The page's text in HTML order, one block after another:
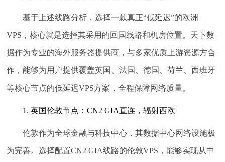
基于上述线路分析，选择一款真正“低延迟”的欧洲
VPS，核心就是选择其采用的回国线路和机房位置。天下数
据作为专业的海外服务器提供商，与多家优质上游资源方合
作，能够为用户提供覆盖英国、法国、德国、荷兰、西班牙
等核心节点的低延迟VPS方案，全程保障网络质量。
1. 英国伦敦节点：CN2 GIA直连，辐射西欧
伦敦作为全球金融与科技中心，其数据中心网络设施极
为完善。选择配置CN2 GIA线路的伦敦VPS，能够实现从中